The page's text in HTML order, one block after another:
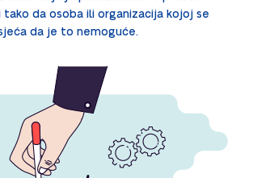
da osoba ili organizacija kojoj se
da je to nemoguće.